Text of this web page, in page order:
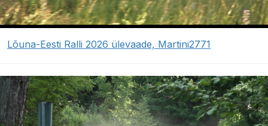
Lõuna-Eesti Ralli 2026 ülevaade, Martini2771